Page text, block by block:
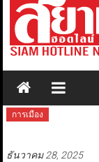
การเมือง
ธันวาคม 28, 2025